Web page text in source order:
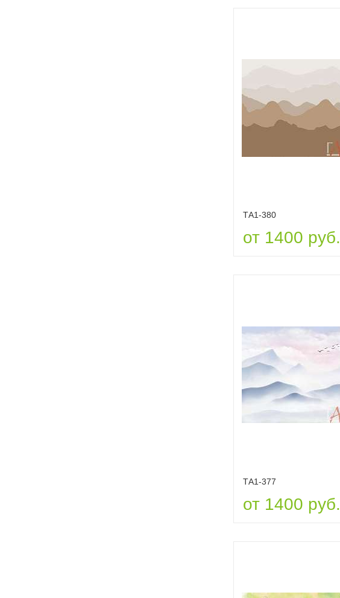
ТА1-380
от 1400 руб.
ТА1-377
от 1400 руб.